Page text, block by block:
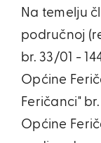
Na temelju
područnoj
br. 33/01 -
Općine
Feričanci"
Općine